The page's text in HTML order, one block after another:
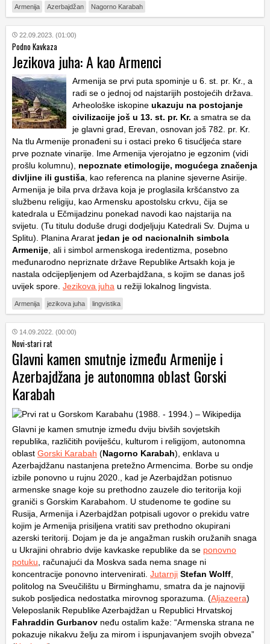
Armenija Azerbajdžan Nagorno Karabah
22.09.2023. (01:00)
Podno Kavkaza
Jezikova juha: A kao Armenci
Armenija se prvi puta spominje u 6. st. pr. Kr., a
radi se o jednoj od najstarijih postojećih država.
Arheološke iskopine ukazuju na postojanje
civilizacije još u 13. st. pr. Kr. a smatra se da
je glavni grad, Erevan, osnovan još 782. pr. Kr.
Na tlu Armenije pronađeni su i ostaci preko 6 tisućljeća stare
prve poznate vinarije. Ime Armenija vjerojatno je egzonim (vidi
prošlu kolumnu), nepoznate etimologije, mogućega značenja
divljine ili gustiša, kao referenca na planine sjeverne Asirije.
Armenija je bila prva država koja je proglasila kršćanstvo za
službenu religiju, kao Armensku apostolsku crkvu, čija se
katedrala u Ečmijadzinu ponekad navodi kao najstarija na
svijetu. (Tu titulu doduše drugi dodjeljuju Katedrali Sv. Dujma u
Splitu). Planina Ararat jedan je od nacionalnih simbola
Armenije, ali i simbol armenskoga iredentizma, posebno
međunarodno nepriznate države Republike Artsakh koja je
nastala odcijepljenjem od Azerbajdžana, s kojim se danas još
uvijek spore. Jezikova juha u režiji lokalnog lingvista.
Armenija jezikova juha lingvistika
14.09.2022. (00:00)
Novi-stari rat
Glavni kamen smutnje između Armenije i
Azerbajdžana je autonomna oblast Gorski
Karabah
Glavni je kamen smutnje između dviju bivših sovjetskih
republika, različitih poviješću, kulturom i religijom, autonomna
oblast Gorski Karabah (Nagorno Karabah), enklava u
Azerbajdžanu nastanjena pretežno Armencima. Borbe su ondje
izbile ponovno u rujnu 2020., kad je Azerbajdžan potisnuo
armenske snage koje su prethodno zauzele dio teritorija koji
graniči s Gorskim Karabahom. U studenome te godine su
Rusija, Armenija i Azerbajdžan potpisali ugovor o prekidu vatre
kojim je Armenija prisiljena vratiti sav prethodno okupirani
azerski teritorij. Dojam je da je angažman ruskih oružanih snaga
u Ukrajini ohrabrio dvije kavkaske republike da se ponovno
potuku, računajući da Moskva sada nema snage ni
koncentracije ponovno intervenirati. Jutarnji Stefan Wolff,
politolog na Sveučilištu u Birminghamu, smatra da je najnoviji
sukob posljedica nedostatka mirovnog sporazuma. (Aljazeera)
Veleposlanik Republike Azerbajdžan u Republici Hrvatskoj
Fahraddin Gurbanov neđu ostalim kaže: “Armenska strana ne
pokazuje nikakvu želju za mirom i ispunjavanjem svojih obveza”